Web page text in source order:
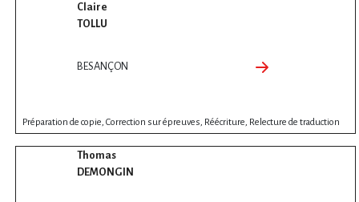
Claire
TOLLU
BESANÇON
Préparation de copie, Correction sur épreuves, Réécriture, Relecture de traduction
Thomas
DEMONGIN